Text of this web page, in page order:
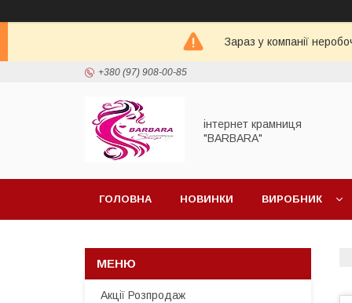
Зараз у компанії
+380 (97) 908-00-85
інтернет крамниця
"BARBARA"
ГОЛОВНА НОВИНКИ ВИРОБНИК
Акції Розпродаж